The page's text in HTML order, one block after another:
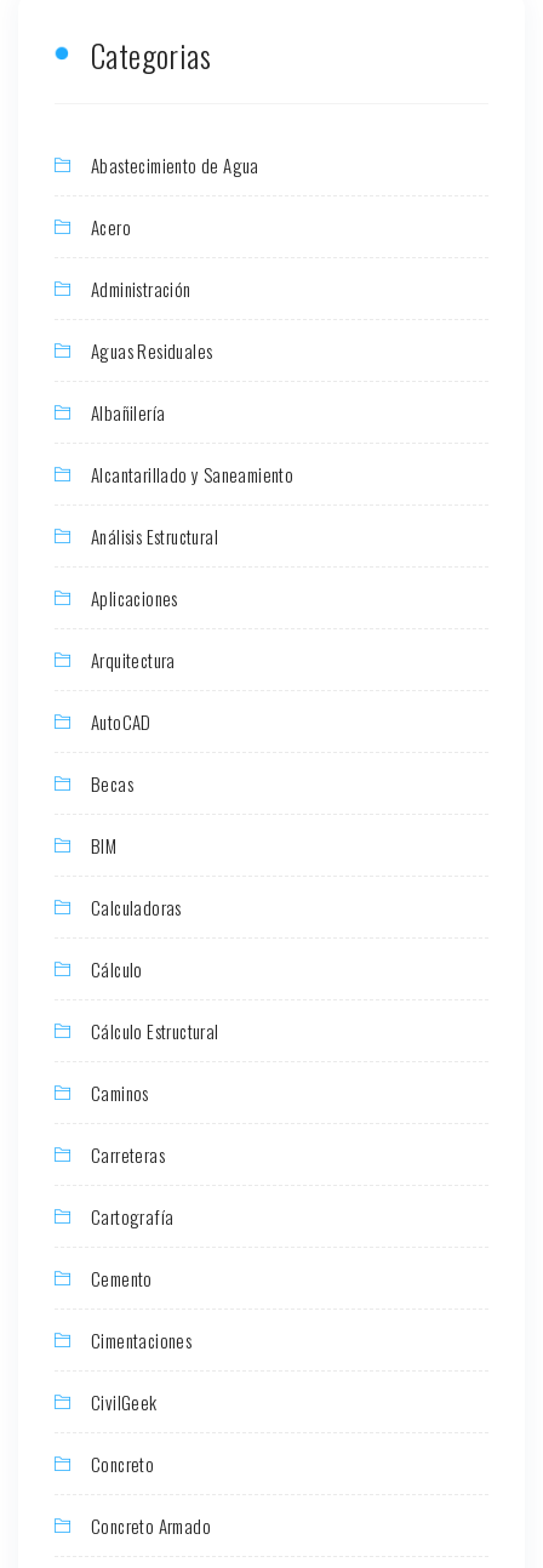
Categorias
Abastecimiento de Agua
Acero
Administración
Aguas Residuales
Albañilería
Alcantarillado y Saneamiento
Análisis Estructural
Aplicaciones
Arquitectura
AutoCAD
Becas
BIM
Calculadoras
Cálculo
Cálculo Estructural
Caminos
Carreteras
Cartografía
Cemento
Cimentaciones
CivilGeek
Concreto
Concreto Armado